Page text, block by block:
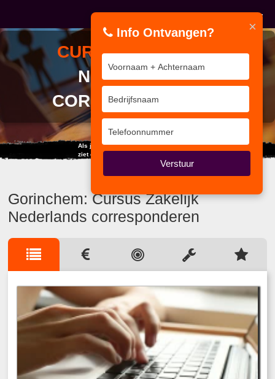
CURSUSZAKELIJK
NEDERLANDS
CORRESPONDEREN
Als je enige gereedschap een hamer is,
ziet elk probleem eruit als een spijker.
Gorinchem: Cursus Zakelijk
Nederlands corresponderen
×
Info Ontvangen?
Verstuur